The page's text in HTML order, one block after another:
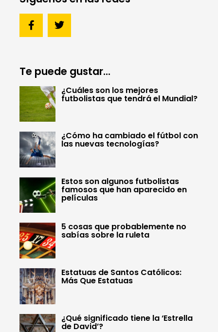
Te puede gustar...
¿Cuáles son los mejores
futbolistas que tendrá el Mundial?
¿Cómo ha cambiado el fútbol con
las nuevas tecnologías?
Estos son algunos futbolistas
famosos que han aparecido en
películas
5 cosas que probablemente no
sabías sobre la ruleta
Estatuas de Santos Católicos:
Más Que Estatuas
¿Qué significado tiene la ‘Estrella
de David’?